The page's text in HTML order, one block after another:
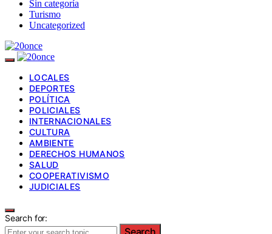
Sin categoría
Turismo
Uncategorized
LOCALES
DEPORTES
POLÍTICA
POLICIALES
INTERNACIONALES
CULTURA
AMBIENTE
DERECHOS HUMANOS
SALUD
COOPERATIVISMO
JUDICIALES
Search for:
Search